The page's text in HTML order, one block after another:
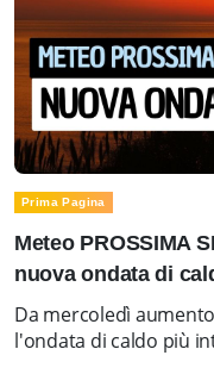
Prima Pagina
Meteo PROSSIMA
nuova ondata di
Da mercoledì
l'ondata di caldo più